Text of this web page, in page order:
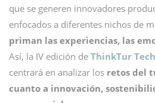
que se generen innovadores
enfocados a diferentes nichos de
priman las experiencias, las
Así, la IV edición de ThinkTur
centrará en analizar los retos del
cuanto a innovación,